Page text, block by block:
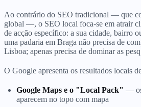
Ao contrário do SEO tradicional — que
global —, o SEO local foca-se em atrair
de acção específico: a sua cidade, bairro
uma padaria em Braga não precisa de
Lisboa; apenas precisa de dominar as
O Google apresenta os resultados locais
Google Maps e o "Local Pack" —
aparecem no topo com mapa